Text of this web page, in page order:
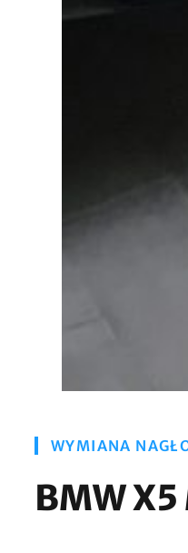
WYMIANA
BMW